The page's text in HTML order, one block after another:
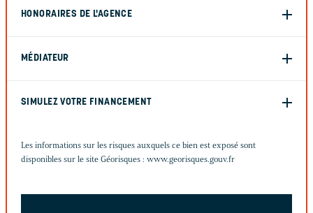
HONORAIRES DE L'AGENCE
MÉDIATEUR
SIMULEZ VOTRE FINANCEMENT
Les informations sur les risques auxquels ce bien est exposé sont
disponibles sur le site Géorisques : www.georisques.gouv.fr